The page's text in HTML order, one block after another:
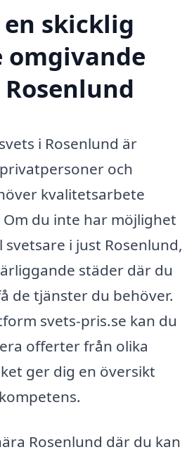
skicklig
omgivande
i Rosenlund är
och
kvalitetsarbete
du inte har möjlighet
i just Rosenlund,
städer där du
de tjänster du behöver.
svets-pris.se kan du
offerter från olika
ger dig en översikt
Rosenlund där du kan